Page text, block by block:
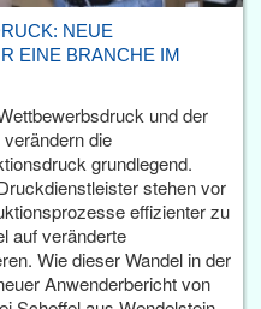
NEUE
EINE BRANCHE IM
und der
die
grundlegend.
stehen vor
effizienter zu
auf veränderte
Wie dieser Wandel in der
Anwenderbericht von